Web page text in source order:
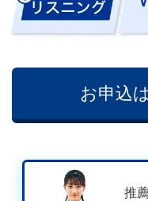
公
式
ト。
お申込
推